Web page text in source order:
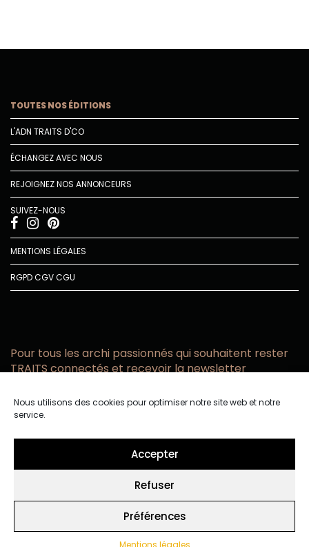
Nous utilisons des cookies pour optimiser notre site web et notre
service.
Accepter
Refuser
Préférences
Mentions légales
TOUTES NOS ÉDITIONS
L'ADN TRAITS D'CO
ÉCHANGEZ AVEC NOUS
REJOIGNEZ NOS ANNONCEURS
SUIVEZ-NOUS
MENTIONS LÉGALES
RGPDCGVCGU
Pour tous les archi passionnés qui souhaitent rester
TRAITS connectés et recevoir la newsletter
email
confidentialité.